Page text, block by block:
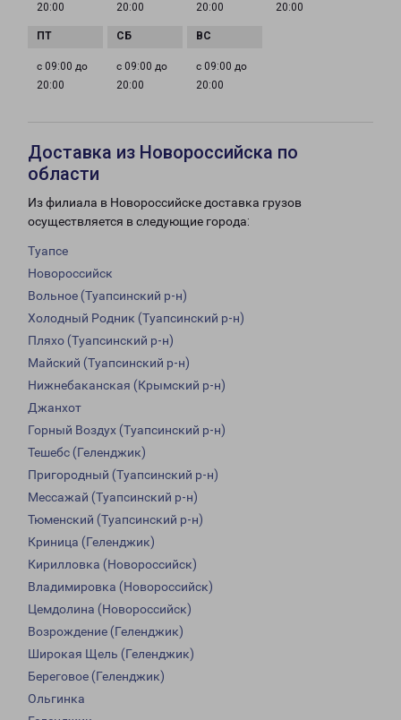
20:00 20:00 20:00 20:00
с 09:00 до
20:00
с 09:00 до
20:00
с 09:00 до
20:00
Доставка из Новороссийска по
области
Из филиала в Новороссийске доставка грузов
осуществляется в следующие города:
Туапсе
Новороссийск
Вольное (Туапсинский р-н)
Холодный Родник (Туапсинский р-н)
Пляхо (Туапсинский р-н)
Майский (Туапсинский р-н)
Нижнебаканская (Крымский р-н)
Джанхот
Горный Воздух (Туапсинский р-н)
Тешебс (Геленджик)
Пригородный (Туапсинский р-н)
Мессажай (Туапсинский р-н)
Тюменский (Туапсинский р-н)
Криница (Геленджик)
Кирилловка (Новороссийск)
Владимировка (Новороссийск)
Цемдолина (Новороссийск)
Возрождение (Геленджик)
Широкая Щель (Геленджик)
Береговое (Геленджик)
Ольгинка